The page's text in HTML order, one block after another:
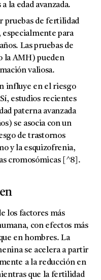
la edad avanzada.
pruebas de fertilidad
especialmente para
Las pruebas de
la AMH) pueden
valiosa.
influye en el riesgo
Sí, estudios recientes
paterna avanzada
se asocia con un
de trastornos
y la esquizofrenia,
cromosómicas [^8].
los factores más
con efectos más
en hombres. La
se acelera a partir
a la reducción en
que la fertilidad